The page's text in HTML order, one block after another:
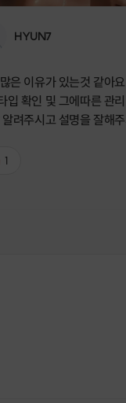
HYUN7
은 이유가 있는것 같아
입 확인 및 그에따른 관
알려주시고 설명을 잘해
서 물광도는 피부 넘 맘에
1